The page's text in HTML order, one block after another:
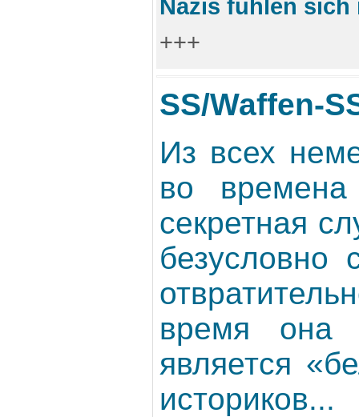
Nazis fuhlen
+++
SS/Waffen-
Из всех
во времена
секретная
безусловно
время
является
историков...